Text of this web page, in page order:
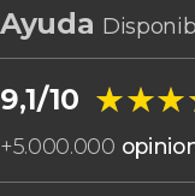
Ayuda
9,1/10
+5.000.000